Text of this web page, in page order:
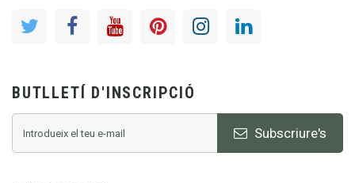
BUTLLETÍ D'INSCRIPCIÓ
Subscriure's